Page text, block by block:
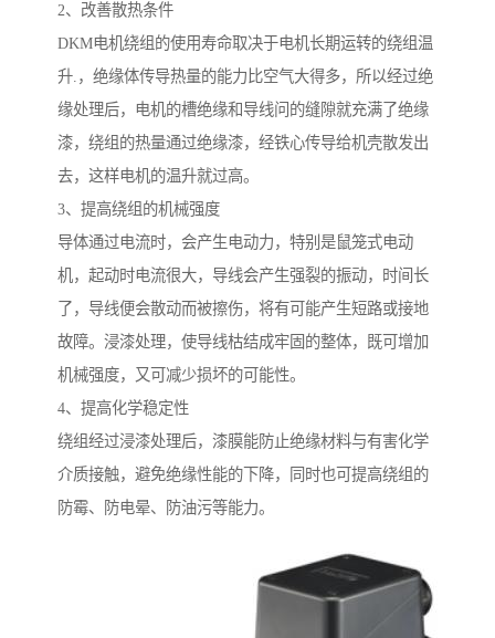
2、改善散热条件
DKM电机绕组的使用寿命取决于电机长期运转的绕组温
升.，绝缘体传导热量的能力比空气大得多，所以经过绝
缘处理后，电机的槽绝缘和导线问的缝隙就充满了绝缘
漆，绕组的热量通过绝缘漆，经铁心传导给机壳散发出
去，这样电机的温升就过高。
3、提高绕组的机械强度
导体通过电流时，会产生电动力，特别是鼠笼式电动
机，起动时电流很大，导线会产生强裂的振动，时间长
了，导线便会散动而被擦伤，将有可能产生短路或接地
故障。浸漆处理，使导线枯结成牢固的整体，既可增加
机械强度，又可减少损坏的可能性。
4、提高化学稳定性
绕组经过浸漆处理后，漆膜能防止绝缘材料与有害化学
介质接触，避免绝缘性能的下降，同时也可提高绕组的
防霉、防电晕、防油污等能力。